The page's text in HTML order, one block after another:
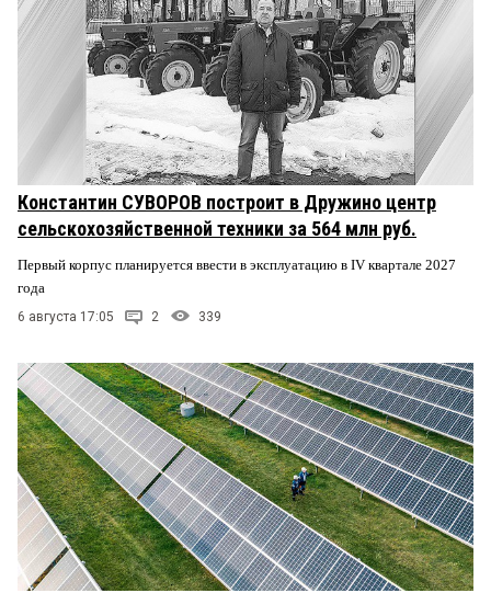
Константин СУВОРОВ построит в Дружино центр
сельскохозяйственной техники за 564 млн руб.
Первый корпус планируется ввести в эксплуатацию в IV квартале 2027
года
6 августа 17:05 2 339